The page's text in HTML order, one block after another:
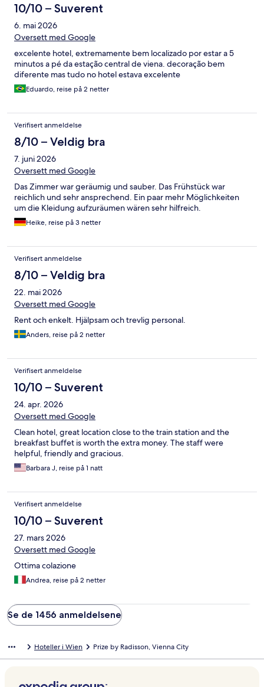
10/10 – Suverent
6. mai 2026
Oversett med Google
excelente hotel, extremamente bem localizado por estar a 5
minutos a pé da estação central de viena. decoração bem
diferente mas tudo no hotel estava excelente
Eduardo, reise på 2 netter
Verifisert anmeldelse
8/10 – Veldig bra
7. juni 2026
Oversett med Google
Das Zimmer war geräumig und sauber. Das Frühstück war
reichlich und sehr ansprechend. Ein paar mehr Möglichkeiten
um die Kleidung aufzuräumen wären sehr hilfreich.
Heike, reise på 3 netter
Verifisert anmeldelse
8/10 – Veldig bra
22. mai 2026
Oversett med Google
Rent och enkelt. Hjälpsam och trevlig personal.
Anders, reise på 2 netter
Verifisert anmeldelse
10/10 – Suverent
24. apr. 2026
Oversett med Google
Clean hotel, great location close to the train station and the
breakfast buffet is worth the extra money. The staff were
helpful, friendly and gracious.
Barbara J, reise på 1 natt
Verifisert anmeldelse
10/10 – Suverent
27. mars 2026
Oversett med Google
Ottima colazione
Andrea, reise på 2 netter
Se de 1456 anmeldelsene
Hoteller i Wien Prize by Radisson, Vienna City